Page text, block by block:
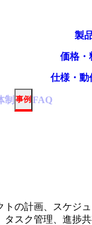
製
価格・
仕様・動
制 事例 FAQ
の計画、スケジ
スク管理、進捗